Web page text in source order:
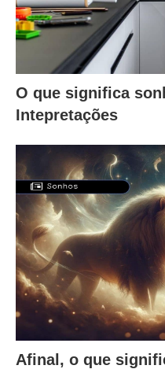
O que significa
Intepretações
Afinal, o que